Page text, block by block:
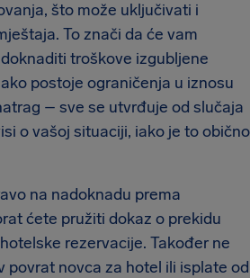
što može uključivati i
To znači da će vam
troškove izgubljene
postoje ograničenja u iznosu
– sve se utvrđuje od slučaja
o vašoj situaciji, iako je to obično
na nadoknadu prema
ćete pružiti dokaz o prekidu
rezervacije. Također ne
povrat novca za hotel ili isplate od